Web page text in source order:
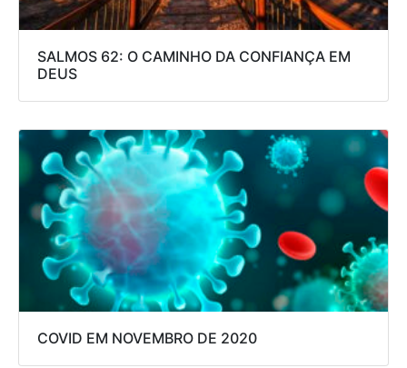
SALMOS 62: O CAMINHO DA CONFIANÇA EM
DEUS
COVID EM NOVEMBRO DE 2020